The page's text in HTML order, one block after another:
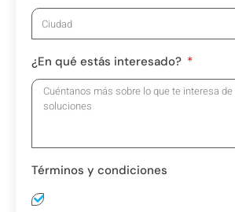
¿En qué estás interesado?
Términos y condiciones